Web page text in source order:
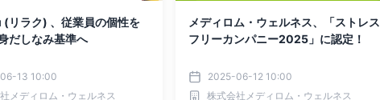
(リラク) 、従業員の個性を
だしなみ基準へ
13 10:00
メディロム・ウェルネス
メディロム・ウェルネス、「ストレス
フリーカンパニー2025」に認定！
2025-06-12 10:00
株式会社メディロム・ウェルネス